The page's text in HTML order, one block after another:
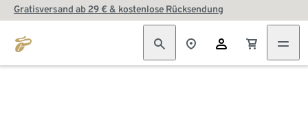
Gratisversand ab 29 € & kostenlose Rücksendung